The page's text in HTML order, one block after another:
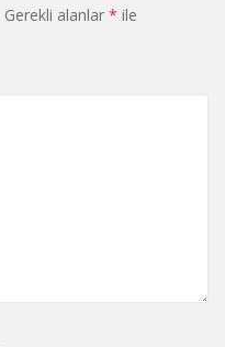
Gerekli alanlar * ile